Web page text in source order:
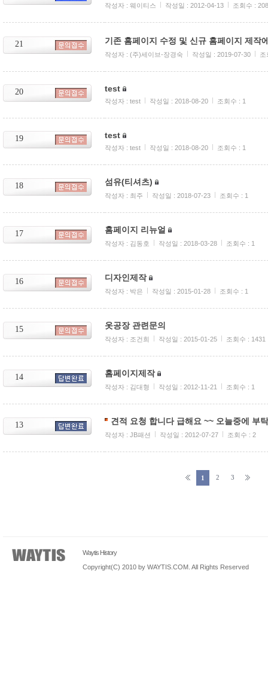
작성자 : 웨이티스 작성일 : 2012-04-13 조회수 :
21 기존 홈페이지 수정 및 신규 홈페이지 제작
작성자 : (주)세이브-장경숙 작성일 : 2019-07-30 조
20 test
작성자 : test 작성일 : 2018-08-20 조회수 : 1
19 test
작성자 : test 작성일 : 2018-08-20 조회수 : 1
18 섬유(티셔츠)
작성자 : 최주 작성일 : 2018-07-23 조회수 : 1
17 홈페이지 리뉴얼
작성자 : 김동호 작성일 : 2018-03-28 조회수 : 1
16 디자인제작
작성자 : 박은 작성일 : 2015-01-28 조회수 : 1
15 옷공장 관련문의
작성자 : 조건희 작성일 : 2015-01-25 조회수 : 1431
14 홈페이지제작
작성자 : 김대형 작성일 : 2012-11-21 조회수 : 1
13 견적 요청 합니다 급해요 ~~ 오늘중에 부
작성자 : JB패션 작성일 : 2012-07-27 조회수 : 2
1 2 3
Waytis History
Copyright(C) 2010 by WAYTIS.COM. All Rights Reserved